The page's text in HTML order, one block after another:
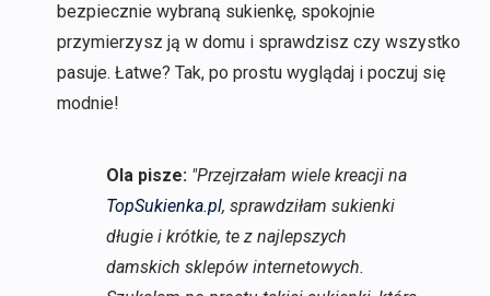
bezpiecznie wybraną sukienkę, spokojnie
przymierzysz ją w domu i sprawdzisz czy wszystko
pasuje. Łatwe? Tak, po prostu wyglądaj i poczuj się
modnie!
Ola pisze: "Przejrzałam wiele kreacji na
TopSukienka.pl, sprawdziłam sukienki
długie i krótkie, te z najlepszych
damskich sklepów internetowych.